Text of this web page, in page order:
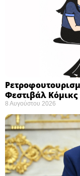
Φεστιβάλ
8 Αυγούστου 2026